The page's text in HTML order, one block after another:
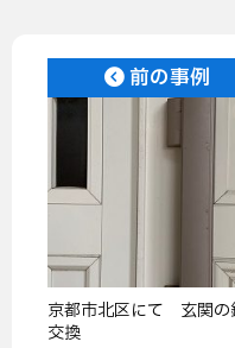
前の事例
京都市北区にて 玄関の
交換